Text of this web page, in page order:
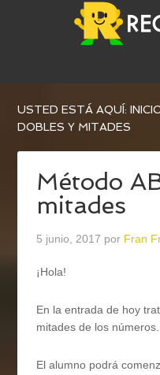
USTED ESTÁ AQUÍ:
DOBLES Y MITADES
Método
mitades
5 junio, 2017 por Fran
¡Hola!
En la entrada de hoy
mitades de los números.
El alumno podrá